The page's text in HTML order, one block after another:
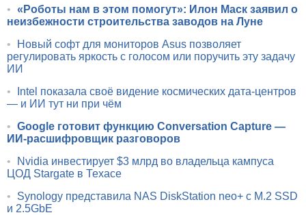
• «Роботы нам в этом помогут»: Илон Маск заявил о
неизбежности строительства заводов на Луне
•
Новый софт для мониторов Asus позволяет
регулировать яркость с голосом или поручить эту задачу
ИИ
•
Intel показала своё видение космических дата-центров
— и ИИ тут ни при чём
• Google готовит функцию Conversation Capture —
ИИ-расшифровщик разговоров
•
Nvidia инвестирует $3 млрд во владельца кампуса
ЦОД Stargate в Техасе
•
Synology представила NAS DiskStation neo+ с M.2 SSD
и 2.5GbE